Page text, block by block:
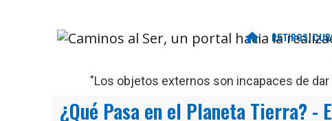
home RETIROS,
"Los objetos externos son incapaces de
¿Qué Pasa en el Planeta Tierra? -